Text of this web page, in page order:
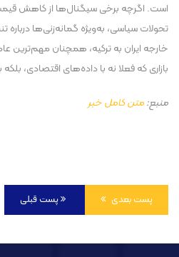
است. اگرچه برخی سیگنال‌ها از کاهش
تحولات سیاسی، به‌ویژه گمانه‌زنی‌ها
خارجه ایران به ترکیه، همچنان مهم‌ترین
بازاری که فعلا نه با داده‌های اقتصادی،
منبع:متن کامل خبر
پست قبلی پست بعدی